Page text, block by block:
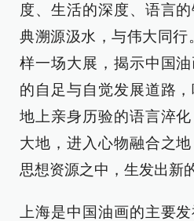
度、生活的深度、语言
典溯源汲水，与伟大同行
样一场大展，揭示中国
的自足与自觉发展道路
地上亲身历验的语言淬
大地，进入心物融合之
思想资源之中，生发出新
上海是中国油画的主要